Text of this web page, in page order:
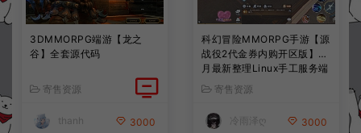
3DMMORPG端游【龙之
谷】全套源代码
寄售资源
thanh 3000
科幻冒险MMORPG手游【源
战役2代金券内购开区版】7
月最新整理Linux手工服务端
+配套源码+多功能管理后台
+支付后台+CDK授权后台
+安卓+详细搭建教程+视频
教程
寄售资源
冷雨泽ღ 3000